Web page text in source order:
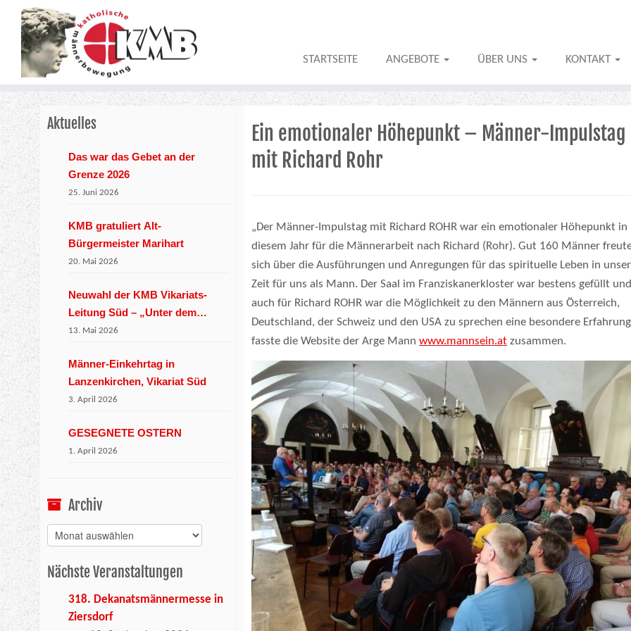
Inhalt
springen
STARTSEITE
ANGEBOTE ÜBER UNS KONTAKT
Aktuelles
Das war das Gebet an der
Grenze 2026
25. Juni 2026
KMB gratuliert Alt-
Bürgermeister Marihart
20. Mai 2026
Neuwahl der KMB Vikariats-
Leitung Süd – „Unter dem
Wienerwald“
13. Mai 2026
Männer-Einkehrtag in
Lanzenkirchen, Vikariat Süd
3. April 2026
GESEGNETE OSTERN
1. April 2026
Archiv
Archiv
Nächste Veranstaltungen
318. Dekanatsmännermesse in
Ziersdorf
Ein emotionaler Höhepunkt – Männer-Impulstag
mit Richard Rohr
„Der Männer-Impulstag mit Richard ROHR war ein emotionaler Höhepunkt in
diesem Jahr für die Männerarbeit nach Richard (Rohr). Gut 160 Männer
sich über die Ausführungen und Anregungen für das spirituelle Leben in
Zeit für uns als Mann. Der Saal im Franziskanerkloster war bestens gefüllt und
auch für Richard ROHR war die Möglichkeit zu den Männern aus Österreich,
Deutschland, der Schweiz und den USA zu sprechen eine besondere
fasste die Website der Arge Mann www.mannsein.at zusammen.